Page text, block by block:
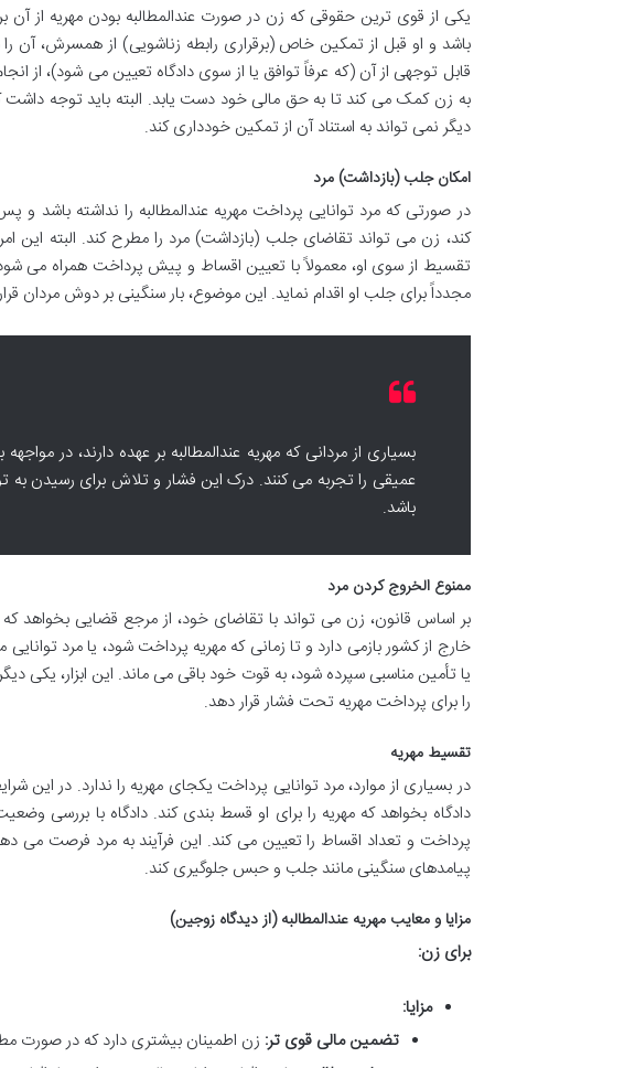
یکی از قوی ترین حقوقی که زن در صورت عندالمطالبه بودن مهریه از
باشد و او قبل از تمکین خاص (برقراری رابطه زناشویی) از همسرش، آن
قابل توجهی از آن (که عرفاً توافق یا از سوی دادگاه تعیین می شود)، از
به زن کمک می کند تا به حق مالی خود دست یابد. البته باید توجه
دیگر نمی تواند به استناد آن از تمکین خودداری کند.
امکان جلب (بازداشت) مرد
در صورتی که مرد توانایی پرداخت مهریه عندالمطالبه را نداشته باشد و
کند، زن می تواند تقاضای جلب (بازداشت) مرد را مطرح کند. البته این
تقسیط از سوی او، معمولاً با تعیین اقساط و پیش پرداخت همراه می
مجدداً برای جلب او اقدام نماید. این موضوع، بار سنگینی بر دوش مردان
بسیاری از مردانی که مهریه عندالمطالبه بر عهده دارند، در
عمیقی را تجربه می کنند. درک این فشار و تلاش برای رسیدن به
باشد.
ممنوع الخروج کردن مرد
بر اساس قانون، زن می تواند با تقاضای خود، از مرجع قضایی بخواهد که
خارج از کشور بازمی دارد و تا زمانی که مهریه پرداخت شود، یا مرد
یا تأمین مناسبی سپرده شود، به قوت خود باقی می ماند. این ابزار، یکی
را برای پرداخت مهریه تحت فشار قرار دهد.
تقسیط مهریه
در بسیاری از موارد، مرد توانایی پرداخت یکجای مهریه را ندارد. در این
دادگاه بخواهد که مهریه را برای او قسط بندی کند. دادگاه با بررسی
پرداخت و تعداد اقساط را تعیین می کند. این فرآیند به مرد فرصت می
پیامدهای سنگینی مانند جلب و حبس جلوگیری کند.
مزایا و معایب مهریه عندالمطالبه (از دیدگاه زوجین)
برای زن:
مزایا:
تضمین مالی قوی تر: زن اطمینان بیشتری دارد که در صورت